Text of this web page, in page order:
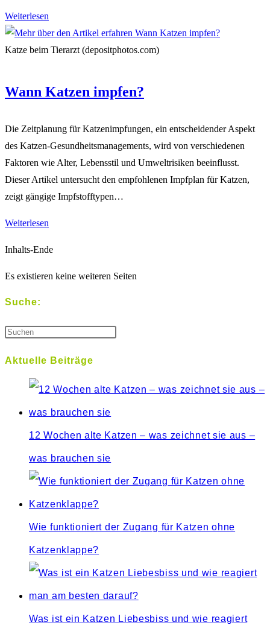
Weiterlesen
sollten
Katzen
Katze beim Tierarzt (depositphotos.com)
Wann Katzen impfen?
Die Zeitplanung für Katzenimpfungen, ein entscheidender Aspekt
des Katzen-Gesundheitsmanagements, wird von verschiedenen
Faktoren wie Alter, Lebensstil und Umweltrisiken beeinflusst.
Dieser Artikel untersucht den empfohlenen Impfplan für Katzen,
zeigt gängige Impfstofftypen…
Weiterlesen
impfen?
Inhalts-Ende
Es existieren keine weiteren Seiten
Suche:
Aktuelle Beiträge
12 Wochen alte Katzen – was zeichnet sie aus –
was brauchen sie
Wie funktioniert der Zugang für Katzen ohne
Katzenklappe?
Was ist ein Katzen Liebesbiss und wie reagiert